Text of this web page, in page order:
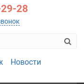
28
Новости